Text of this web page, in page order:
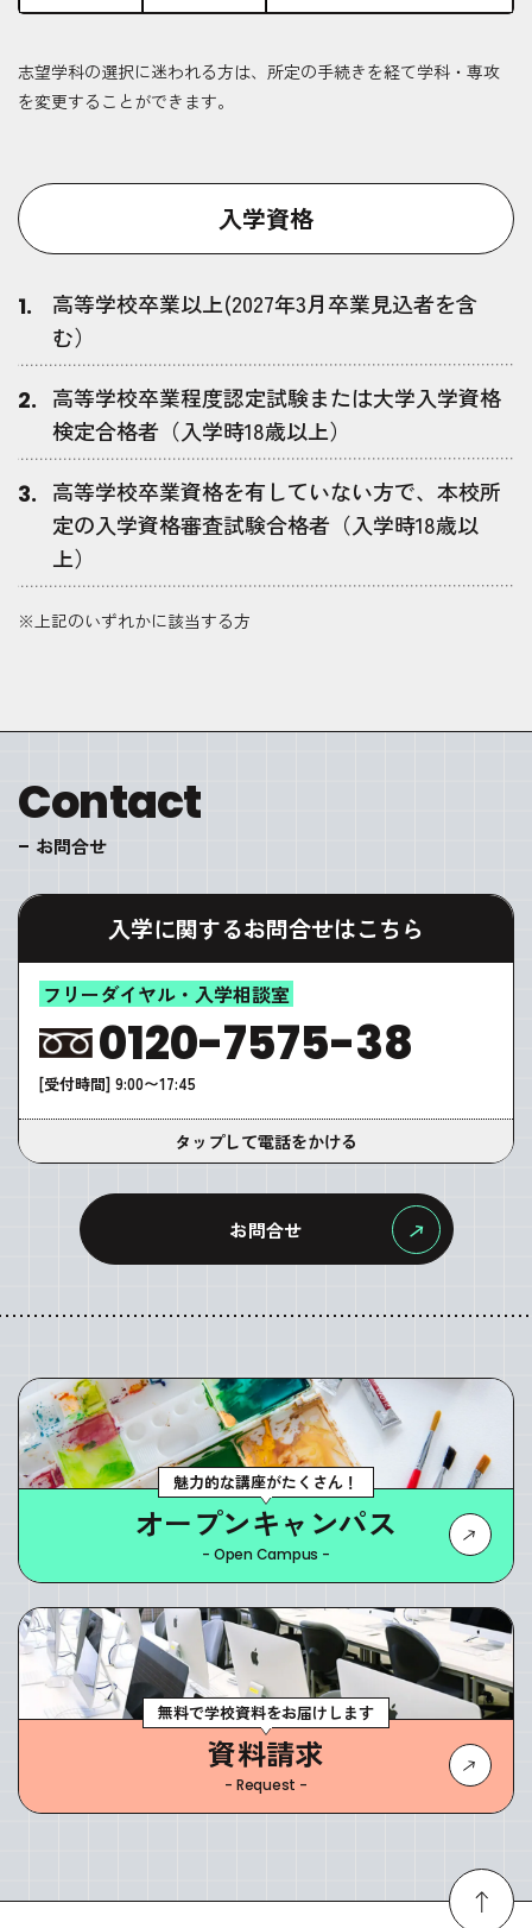
志望学科の選択に迷われる方は、所定の手続きを経て学科・専攻
を変更することができます。
入学資格
高等学校卒業以上(2027年3月卒業見込者を含
む）
高等学校卒業程度認定試験または大学入学資格
検定合格者（入学時18歳以上）
高等学校卒業資格を有していない方で、本校所
定の入学資格審査試験合格者（入学時18歳以
上）
※上記のいずれかに該当する方
Contact
お問合せ
入学に関するお問合せはこちら
フリーダイヤル・入学相談室
0120-7575-38
[受付時間] 9:00〜17:45
タップして電話をかける
お問合せ
魅力的な講座がたくさん！
オープンキャンパス
- Open Campus -
無料で学校資料をお届けします
資料請求
- Request -